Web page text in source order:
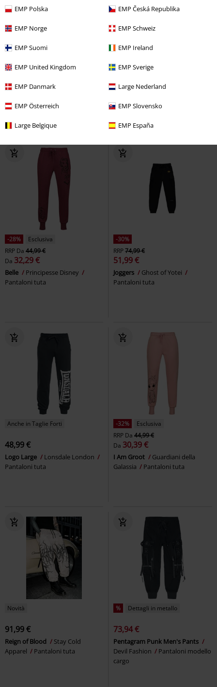
EMP Polska EMP Česká Republika
EMP Norge EMP Schweiz
EMP Suomi EMP Ireland
EMP United Kingdom EMP Sverige
EMP Danmark Large Nederland
EMP Österreich EMP Slovensko
Large Belgique EMP España
RRP Da37,99 €
Bambi Bambi
RRPDa44,99 €
Sally
Nightmare Before
-28%
Esclusiva
RRP Da 44,99 €
Da 32,29 €
Belle
Principesse Disney
Pantaloni tuta
-30%
RRP74,99 €
51,99 €
Joggers
Ghost of Yotei
Pantaloni tuta
Anche in Taglie Forti
48,99 €
Logo Large
Lonsdale London
Pantaloni tuta
-32%
Esclusiva
RRP Da 44,99 €
Da 30,39 €
I Am Groot
Guardiani della
Galassia
Pantaloni tuta
Novità
91,99 €
Reign of Blood
Stay Cold
Apparel
Pantaloni tuta
% Dettagli in metallo
73,94 €
Pentagram Punk Men's Pants
Devil Fashion
Pantaloni modello
cargo